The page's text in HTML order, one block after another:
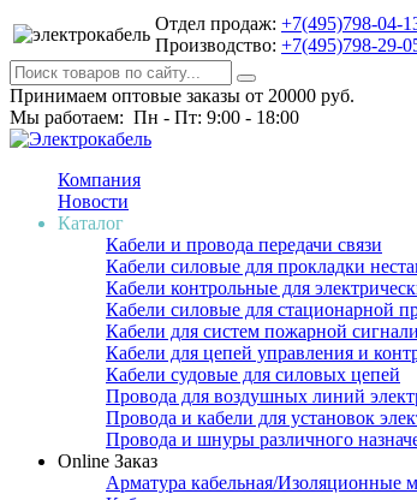
Отдел продаж: +7(495)798-04-
Производство: +7(495)798-29-
Принимаем оптовые заказы от 20000 руб.
Мы работаем: Пн - Пт: 9:00 - 18:00
Компания
Новости
Каталог
Кабели и провода передачи связи
Кабели силовые для прокладки
Кабели контрольные для
Кабели силовые для стационарной
Кабели для систем пожарной
Кабели для цепей управления и
Кабели судовые для силовых цепей
Провода для воздушных линий
Провода и кабели для установок
Провода и шнуры различного
Online Заказ
Арматура кабельная/Изоляционные